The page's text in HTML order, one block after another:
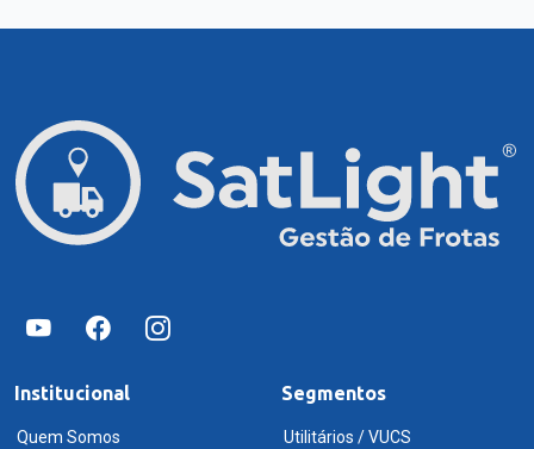
Institucional
Quem Somos
Segmentos
Utilitários / VUCS